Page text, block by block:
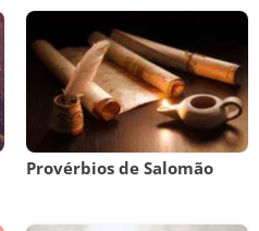
Provérbios de Salomão